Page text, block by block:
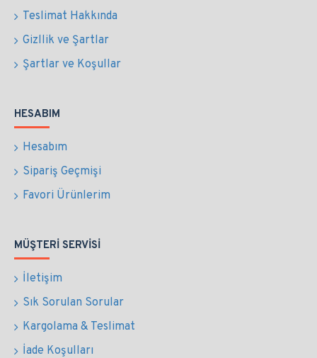
Teslimat Hakkında
Gizllik ve Şartlar
Şartlar ve Koşullar
HESABIM
Hesabım
Sipariş Geçmişi
Favori Ürünlerim
MÜŞTERI SERVISI
İletişim
Sık Sorulan Sorular
Kargolama & Teslimat
İade Koşulları